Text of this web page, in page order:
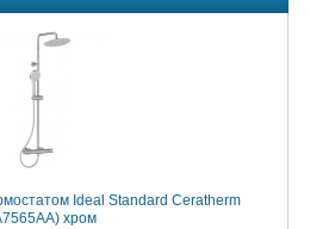
Ideal Standard Ceratherm
хром